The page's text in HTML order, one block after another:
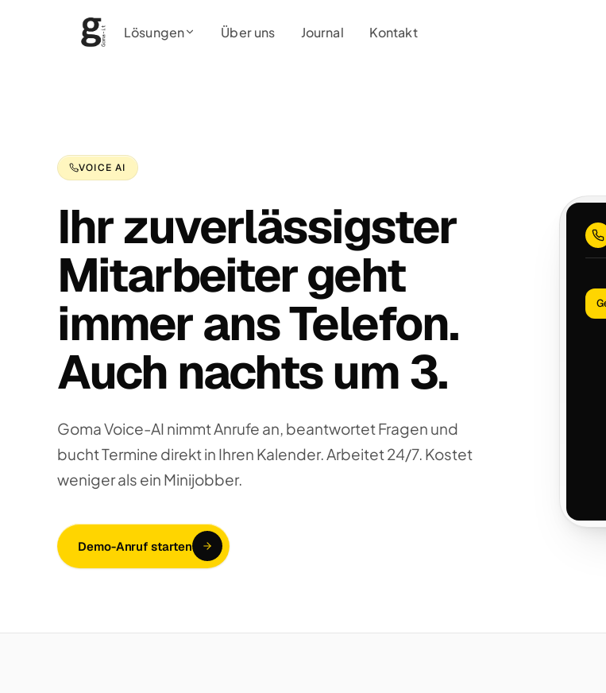
Lösungen Über uns Journal Kontakt
VOICE AI
Ihr zuverlässigster
Mitarbeiter geht
immer ans Telefon.
Auch nachts um 3.
Goma Voice-AI nimmt Anrufe an, beantwortet Fragen und
bucht Termine direkt in Ihren Kalender. Arbeitet 24/7. Kostet
weniger als ein Minijobber.
Demo-Anruf starten